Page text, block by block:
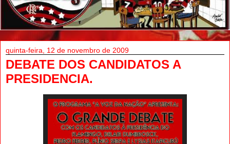
quinta-feira, 12 de novembro de 2009
DEBATE DOS CANDIDATOS A
PRESIDENCIA.